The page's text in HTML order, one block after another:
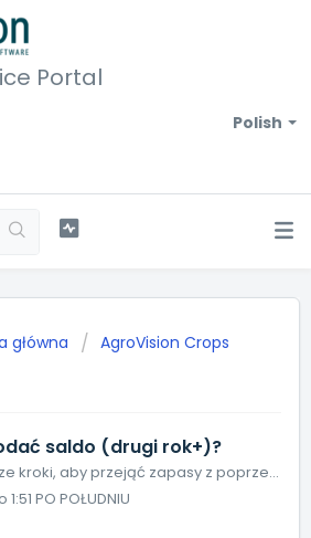
Portal
Polish
główna AgroVision Crops
saldo (drugi rok+)?
Wykonaj poniższe kroki, aby przejąć zapasy z poprzedniego roku. W pierwszych miesiącach nowego roku kalendarzowego rejestrujesz, które pestycydy i nawozy ma...
PO POŁUDNIU